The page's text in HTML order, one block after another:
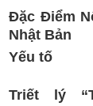
Đặc Điểm
Nhật Bản
Yếu tố
Triết lý